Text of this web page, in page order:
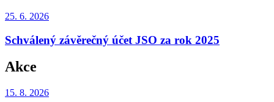
25. 6. 2026
Schválený závěrečný účet JSO za rok 2025
Akce
15. 8. 2026